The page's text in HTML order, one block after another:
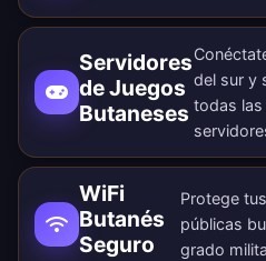
Servidores
de Juegos
Butaneses
del sur y
todas las
WiFi
Butanés
Seguro
Protege
públicas
grado